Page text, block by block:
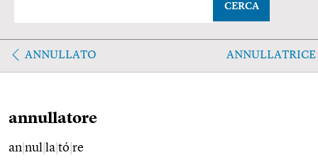
CERCA
ANNULLATO ANNULLATRICE
annullatore
an nul la tó re